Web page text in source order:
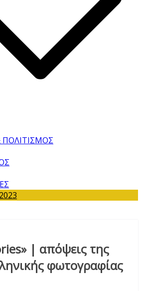
ΠΟΛΙΤΙΣΜΟΣ
| απόψεις της
φωτογραφίας